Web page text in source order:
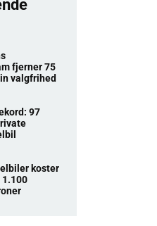
fjerner 75
valgfrihed
97
koster
1.100